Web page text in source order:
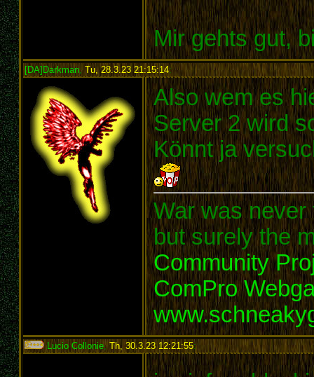
Mir gehts gut,
[DA]Darkman, Tu, 28.3.23 21:15:14:
Also wem es
Server 2 wird
Könnt ja
War was never
but surely the
Community
ComPro
Lucio Collonie, Th, 30.3.23 12:21:55: